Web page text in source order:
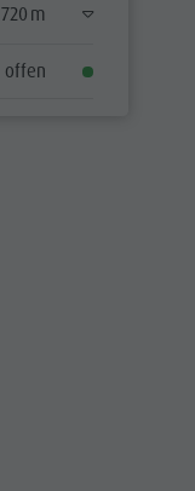
720 m
offen